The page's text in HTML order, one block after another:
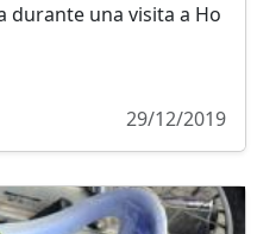
durante una visita a Ho
29/12/2019